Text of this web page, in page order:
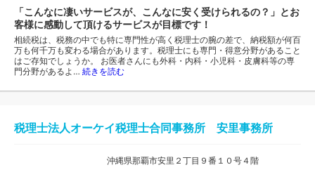
「こんなに凄いサービスが、こんなに安く受けられるの？」とお
客様に感動して頂けるサービスが目標です！
相続税は、税務の中でも特に専門性が高く税理士の腕の差で、納税額が何百
万も何千万も変わる場合があります。税理士にも専門・得意分野があること
はご存知でしょうか。 お医者さんにも外科・内科・小児科・皮膚科等の専
門分野があるよ… 続きを読む
税理士法人オーケイ税理士合同事務所 安里事務所
沖縄県那覇市安里２丁目９番１０号４階